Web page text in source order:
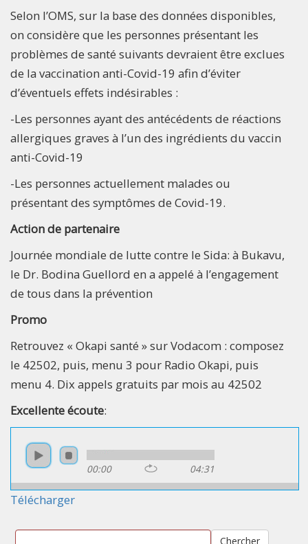
Selon l’OMS, sur la base des données disponibles,
on considère que les personnes présentant les
problèmes de santé suivants devraient être exclues
de la vaccination anti-Covid-19 afin d’éviter
d’éventuels effets indésirables :
-Les personnes ayant des antécédents de réactions
allergiques graves à l’un des ingrédients du vaccin
anti-Covid-19
-Les personnes actuellement malades ou
présentant des symptômes de Covid-19.
Action de partenaire
Journée mondiale de lutte contre le Sida: à Bukavu,
le Dr. Bodina Guellord en a appelé à l’engagement
de tous dans la prévention
Promo
Retrouvez « Okapi santé » sur Vodacom : composez
le 42502, puis, menu 3 pour Radio Okapi, puis
menu 4. Dix appels gratuits par mois au 42502
Excellente écoute:
00:00 04:31
Télécharger
Chercher